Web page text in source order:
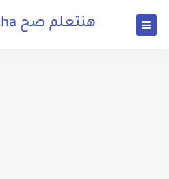
هنتعلم صح hntelm saha